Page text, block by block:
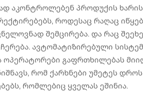
აკონტროლებენ პროდუქის
როდესაც რაღაც
შემცირება. და რაც
ავტომატიზირებული
ოპერატორები გაფრთხილებას
რომ ქარხნები უმეტეს
რომლებიც ყველას ეშინია.